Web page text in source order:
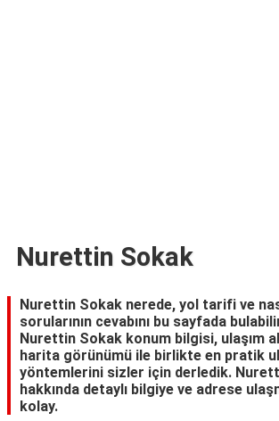
Nurettin Sokak
Nurettin Sokak nerede, yol tarifi ve
sorularının cevabını bu sayfada
Nurettin Sokak konum bilgisi, ulaşım
harita görünümü ile birlikte en pratik
yöntemlerini sizler için derledik.
hakkında detaylı bilgiye ve adrese
kolay.